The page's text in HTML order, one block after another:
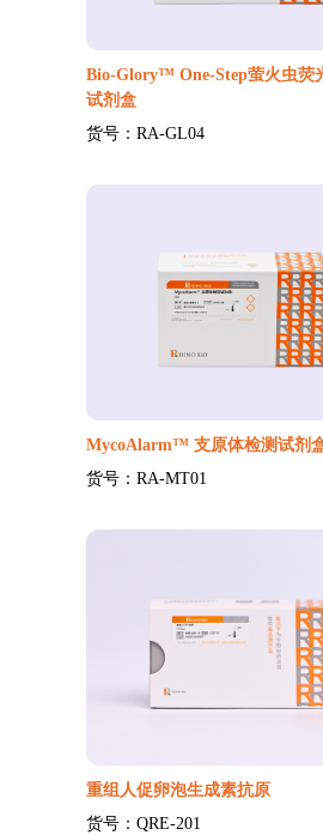
Bio-Glory™ One-Step萤火虫荧
试剂盒
货号：RA-GL04
MycoAlarm™ 支原体检测试剂
货号：RA-MT01
重组人促卵泡生成素抗原
货号：QRE-201